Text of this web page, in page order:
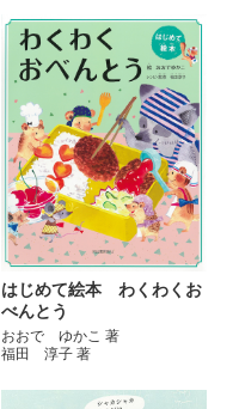
はじめて絵本 わくわくお
べんとう
おおで ゆかこ 著
福田 淳子 著